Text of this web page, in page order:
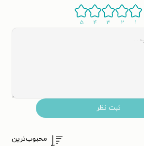
۱ ۲ ۳ ۴ ۵
ثبت نظر
محبوب‌ترین